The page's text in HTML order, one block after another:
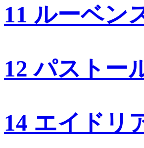
11 ルーベン
12 パストー
14 エイドリ